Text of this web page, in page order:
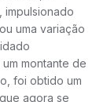
impulsionado
uma variação
montante de
foi obtido um
agora se